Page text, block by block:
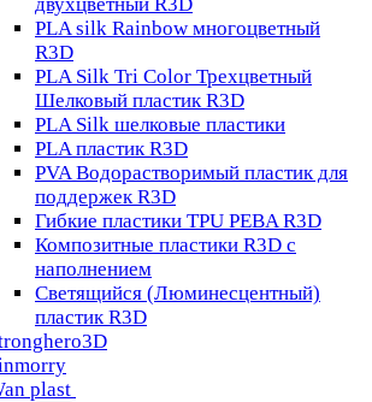
PLA silk Rainbow многоцветный
R3D
PLA Silk Tri Color Трехцветный
Шелковый пластик R3D
PLA Silk шелковые пластики
PLA пластик R3D
PVA Водорастворимый пластик для
поддержек R3D
Гибкие пластики TPU PEBA R3D
Композитные пластики R3D с
наполнением
Светящийся (Люминесцентный)
пластик R3D
plast